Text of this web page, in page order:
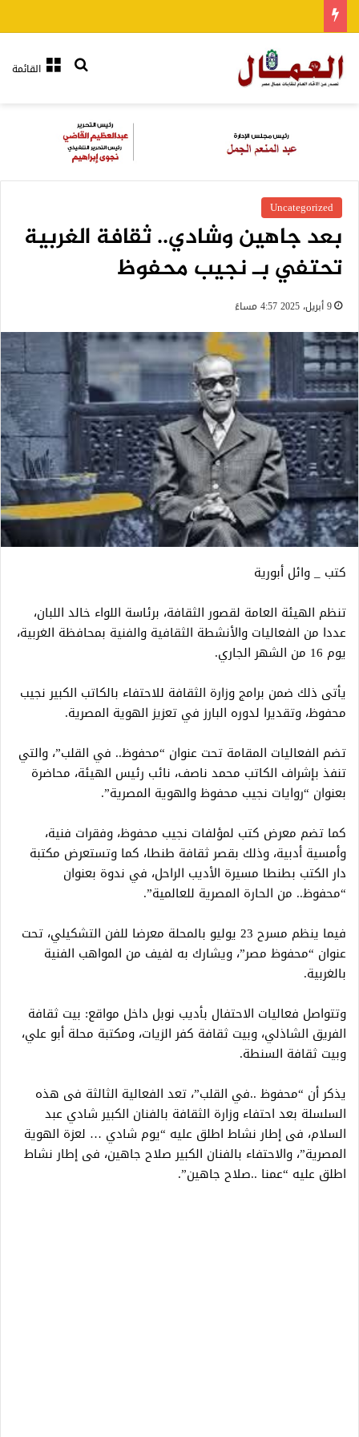
القائمةبحث عن
Uncategorized
بعد جاهين وشادي.. ثقافة الغربية
تحتفي بـ نجيب محفوظ
9 أبريل، 2025 4:57 مساءً
كتب _ وائل أبورية
تنظم الهيئة العامة لقصور الثقافة، برئاسة اللواء خالد اللبان،
عددا من الفعاليات والأنشطة الثقافية والفنية بمحافظة الغربية،
يوم 16 من الشهر الجاري.
يأتى ذلك ضمن برامج وزارة الثقافة للاحتفاء بالكاتب الكبير نجيب
محفوظ، وتقديرا لدوره البارز في تعزيز الهوية المصرية.
تضم الفعاليات المقامة تحت عنوان “محفوظ.. في القلب”، والتي
تنفذ بإشراف الكاتب محمد ناصف، نائب رئيس الهيئة، محاضرة
بعنوان “روايات نجيب محفوظ والهوية المصرية”.
كما تضم معرض كتب لمؤلفات نجيب محفوظ، وفقرات فنية،
وأمسية أدبية، وذلك بقصر ثقافة طنطا، كما وتستعرض مكتبة
دار الكتب بطنطا مسيرة الأديب الراحل، في ندوة بعنوان
“محفوظ.. من الحارة المصرية للعالمية”.
فيما ينظم مسرح 23 يوليو بالمحلة معرضا للفن التشكيلي، تحت
عنوان “محفوظ مصر”، ويشارك به لفيف من المواهب الفنية
بالغربية.
وتتواصل فعاليات الاحتفال بأديب نوبل داخل مواقع: بيت ثقافة
الفريق الشاذلي، وبيت ثقافة كفر الزيات، ومكتبة محلة أبو علي،
وبيت ثقافة السنطة.
يذكر أن “محفوظ ..في القلب”، تعد الفعالية الثالثة فى هذه
السلسلة بعد احتفاء وزارة الثقافة بالفنان الكبير شادي عبد
السلام، فى إطار نشاط اطلق عليه “يوم شادي … لعزة الهوية
المصرية”، والاحتفاء بالفنان الكبير صلاح جاهين، فى إطار نشاط
اطلق عليه “عمنا ..صلاح جاهين”.